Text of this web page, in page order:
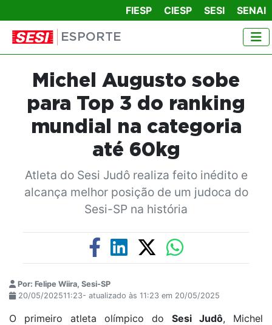
FIESP CIESP SESI SENAI
ESPORTE
Michel Augusto sobe
para Top 3 do ranking
mundial na categoria
até 60kg
Atleta do Sesi Judô realiza feito inédito e
alcança melhor posição de um judoca do
Sesi-SP na história
Por: Felipe Wiira, Sesi-SP
20/05/202511:23- atualizado às 11:23 em 20/05/2025
O primeiro atleta olímpico do Sesi Judô, Michel